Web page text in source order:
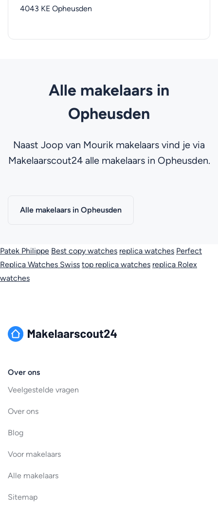
4043 KE Opheusden
Alle makelaars in
Opheusden
Naast Joop van Mourik makelaars vind je via
Makelaarscout24 alle makelaars in Opheusden.
Alle makelaars in Opheusden
Patek Philippe Best copy watches replica watches Perfect
Replica Watches Swiss top replica watches replica Rolex
watches
Over ons
Veelgestelde vragen
Over ons
Blog
Voor makelaars
Alle makelaars
Sitemap